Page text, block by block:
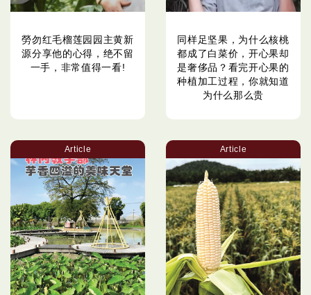
勞勿红毛榴莲园园主黄新
源分享他的心得，绝不留
一手，非常值得一看!
同样足坚果，为什么核桃
都成了白菜价，开心果却
是奢侈品？看完开心果的
种植加工过程，你就知道
为什么那么贵
Article Article